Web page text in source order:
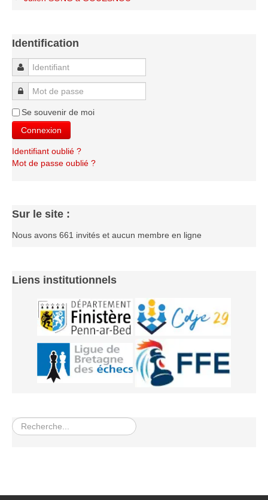
Les tournois internes
Bretagne Jeunes 2012
Les compétitions
Les équipes Jeunes
Les tournois
Les galeries
Identification
Identifiant
Mot de passe
Se souvenir de moi
Connexion
Identifiant oublié ?
Mot de passe oublié ?
Sur le site :
Nous avons 661 invités et aucun membre en ligne
Liens institutionnels
Rechercher